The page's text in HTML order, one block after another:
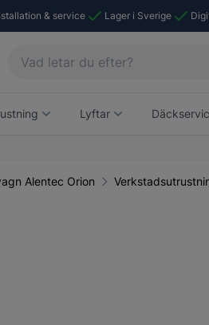
& service Lager i Sverige
Lyftar
Alentec Orion